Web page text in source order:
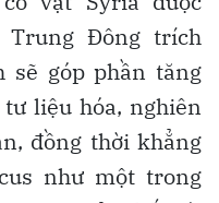
Trung Đông trích
sẽ góp phần tăng
liệu hóa, nghiên
đồng thời khẳng
như một trong